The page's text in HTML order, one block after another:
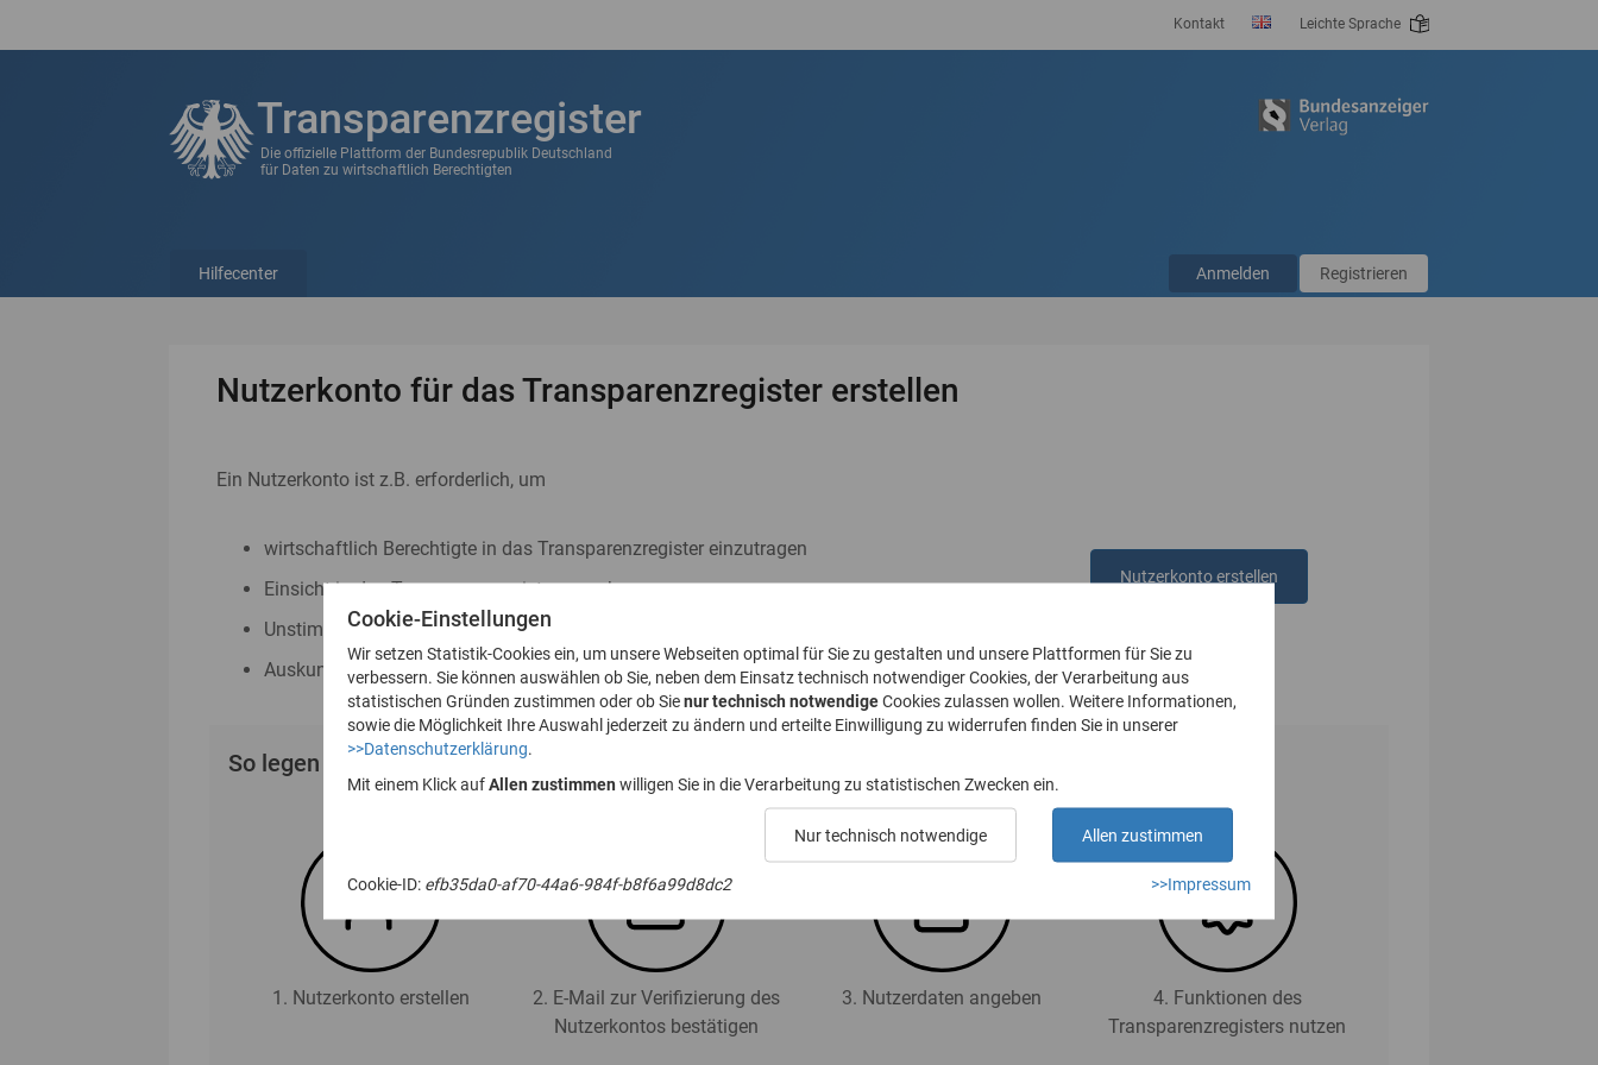
Kontakt Leichte Sprache
Transparenzregister
Die offizielle Plattform der Bundesrepublik Deutschland
für Daten zu wirtschaftlich Berechtigten
Anmelden Registrieren
Hilfecenter
Nutzerkonto für das Transparenzregister erstellen
Ein Nutzerkonto ist z.B. erforderlich, um
wirtschaftlich Berechtigte in das Transparenzregister einzutragen
Einsicht in das Transparenzregister zu nehmen
Unstimmigkeitsmeldungen nach § 23a GwG abzugeben
Auskunftsanträge nach § 23 Abs. 8 GwG zu stellen
Nutzerkonto erstellen
oderanmelden
So legen Sie Ihr Nutzerkonto für das Transparenzregister an (Registrierung):
1. Nutzerkonto erstellen
2. E-Mail zur Verifizierung des
Nutzerkontos bestätigen
3. Nutzerdaten angeben
4. Funktionen des
Transparenzregisters nutzen
Cookie-Einstellungen
Wir setzen Statistik-Cookies ein, um unsere Webseiten optimal für Sie zu gestalten und unsere Plattformen für Sie zu
verbessern. Sie können auswählen ob Sie, neben dem Einsatz technisch notwendiger Cookies, der Verarbeitung aus
statistischen Gründen zustimmen oder ob Sienur technisch notwendigeCookies zulassen wollen. Weitere Informationen,
sowie die Möglichkeit Ihre Auswahl jederzeit zu ändern und erteilte Einwilligung zu widerrufen finden Sie in unserer
>>Datenschutzerklärung
Mit einem Klick auf Allen zustimmen willigen Sie in die Verarbeitung zu statistischen Zwecken ein.
Nur technisch notwendige Allen zustimmen
Cookie-ID: efb35da0-af70-44a6-984f-b8f6a99d8dc2 >>Impressum